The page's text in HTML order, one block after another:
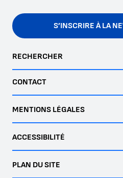
S’INSCRIRE À LA
RECHERCHER
CONTACT
MENTIONS LÉGALES
ACCESSIBILITÉ
PLAN DU SITE